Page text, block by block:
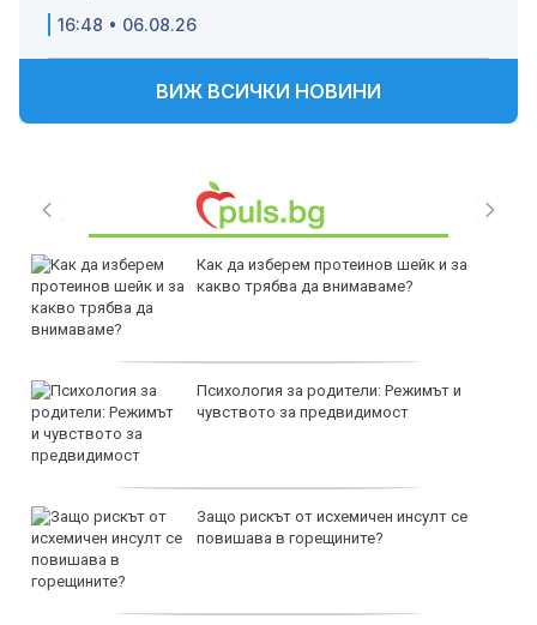
16:48 • 06.08.26
ВИЖ ВСИЧКИ НОВИНИ
Как да изберем протеинов шейк и за
какво трябва да внимаваме?
Психология за родители: Режимът и
чувството за предвидимост
Защо рискът от исхемичен инсулт се
повишава в горещините?